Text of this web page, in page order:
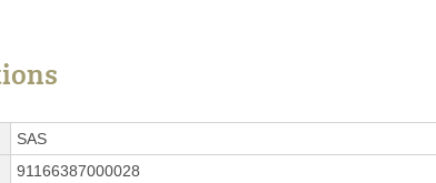
SAS
91166387000028